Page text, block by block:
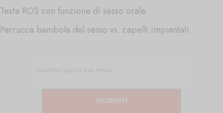
Testa ROS con funzione di sesso orale
Parrucca bambola del sesso vs. capelli impiantati
ISCRIVITI